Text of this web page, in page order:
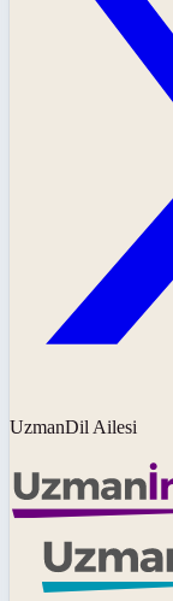
UzmanDil Ailesi